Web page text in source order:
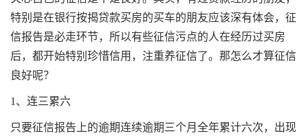
特别是在银行按揭贷款买房的买车的朋友应该深有体会，征
信报告是必走环节，所以有些征信污点的人在经历过买房
后，都开始特别珍惜信用，注重养征信了。那怎么才算征信
良好呢？
1、连三累六
只要征信报告上的逾期连续逾期三个月全年累计六次，出现